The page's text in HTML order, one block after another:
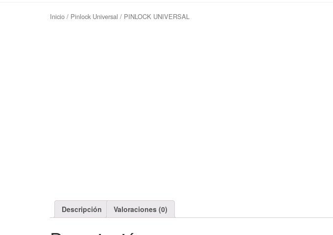
Inicio / Pinlock Universal / PINLOCK UNIVERSAL
Descripción Valoraciones (0)